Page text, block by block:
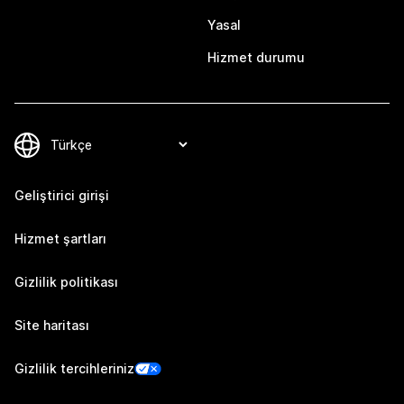
Yasal
Hizmet durumu
Geliştirici girişi
Hizmet şartları
Gizlilik politikası
Site haritası
Gizlilik tercihleriniz